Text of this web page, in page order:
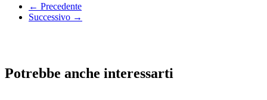
← Precedente
Successivo →
Potrebbe anche interessarti